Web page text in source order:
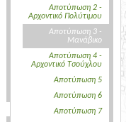
Αποτύπωση 2 -
Αρχοντικό Πολύτιμου
Αποτύπωση 3 -
Μανάβικο
Αποτύπωση 4 -
Αρχοντικό Τσούχλου
Αποτύπωση 5
Αποτύπωση 6
Αποτύπωση 7